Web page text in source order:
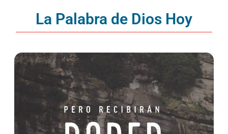
La Palabra de Dios Hoy